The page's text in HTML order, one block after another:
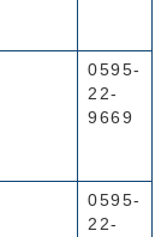
0595-
22-
9669
0595-
22-